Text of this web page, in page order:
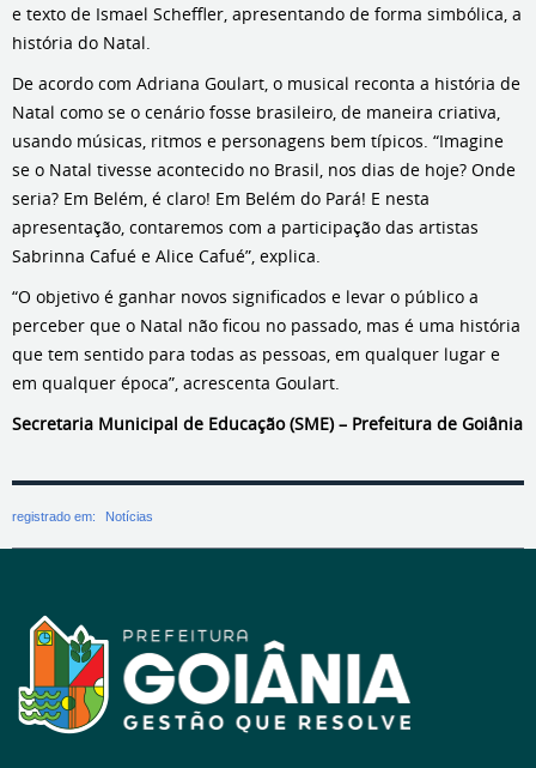
e texto de Ismael Scheffler, apresentando de forma simbólica, a
história do Natal.
De acordo com Adriana Goulart, o musical reconta a história de
Natal como se o cenário fosse brasileiro, de maneira criativa,
usando músicas, ritmos e personagens bem típicos. “Imagine
se o Natal tivesse acontecido no Brasil, nos dias de hoje? Onde
seria? Em Belém, é claro! Em Belém do Pará! E nesta
apresentação, contaremos com a participação das artistas
Sabrinna Cafué e Alice Cafué”, explica.
“O objetivo é ganhar novos significados e levar o público a
perceber que o Natal não ficou no passado, mas é uma história
que tem sentido para todas as pessoas, em qualquer lugar e
em qualquer época”, acrescenta Goulart.
Secretaria Municipal de Educação (SME) – Prefeitura de Goiânia
registrado em: Notícias